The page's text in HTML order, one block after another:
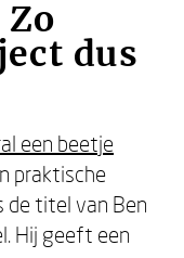
dus
een beetje
praktische
de titel van Ben
Hij geeft een